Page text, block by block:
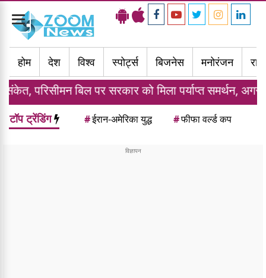
Toggle
navigation
होम
देश विश्व स्पोर्ट्स बिजनेस मनोरंजन
बिल पर सरकार को मिला पर्याप्त समर्थन, अगस्त में विशेष सत्र
टॉप ट्रेंडिंग #ईरान-अमेरिका युद्ध #फीफा वर्ल्ड कप